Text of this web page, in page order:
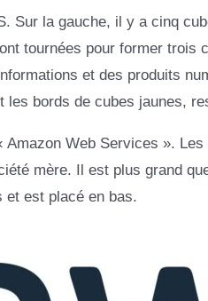
Sur la gauche, il y a cinq
tournées pour former trois
et des produits
bords de cubes jaunes,
Amazon Web Services ».
mère. Il est plus grand
et est placé en bas.